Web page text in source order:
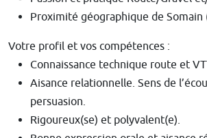
Proximité géographique de Somain
Votre profil et vos compétences :
Connaissance technique route et
Aisance relationnelle. Sens de
persuasion.
Rigoureux(se) et polyvalent(e).